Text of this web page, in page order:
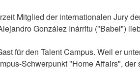
Mitglied der internationalen Jury
González Inárritu ("Babel")
für den Talent Campus. Weil er
Schwerpunkt "Home Affairs",